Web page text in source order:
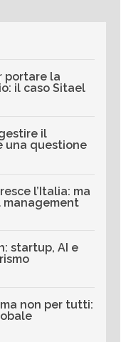
portare la
il caso Sitael
il
una questione
l’Italia: ma
startup, AI e
ma non per tutti: